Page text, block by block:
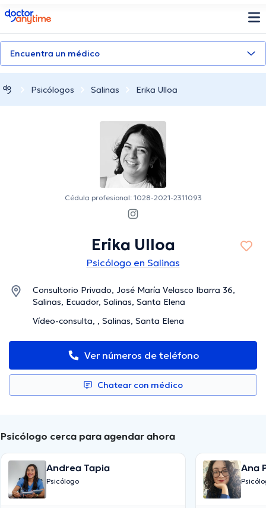
doctoranytime
Encuentra un médico
Psicólogos Salinas Erika Ulloa
Cédula profesional: 1028-2021-2311093
Erika Ulloa
Psicólogo en Salinas
Consultorio Privado, José María Velasco Ibarra 36,
Salinas, Ecuador, Salinas, Santa Elena
Vídeo-consulta, , Salinas, Santa Elena
Ver números de teléfono
Chatear con médico
Psicólogo cerca para agendar ahora
Andrea Tapia
Psicólogo
Ana